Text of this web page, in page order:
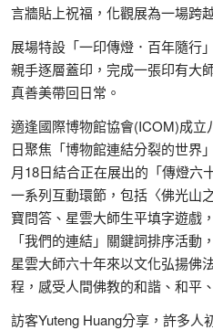
言牆貼上祝福，化觀展為一場跨
展場特設「一印傳燈．百年隨行
親手逐層蓋印，完成一張印有大
真善美帶回日常。
適逢國際博物館協會(ICOM)成
日聚焦「博物館連結分裂的世界
月18日結合正在展出的「傳燈六
一系列互動環節，包括〈佛光山
寶問答、星雲大師生平填字遊戲
「我們的連結」關鍵詞排序活
星雲大師六十年來以文化弘揚佛
程，感受人間佛教的和諧、和平
訪客Yuteng Huang分享，許多人